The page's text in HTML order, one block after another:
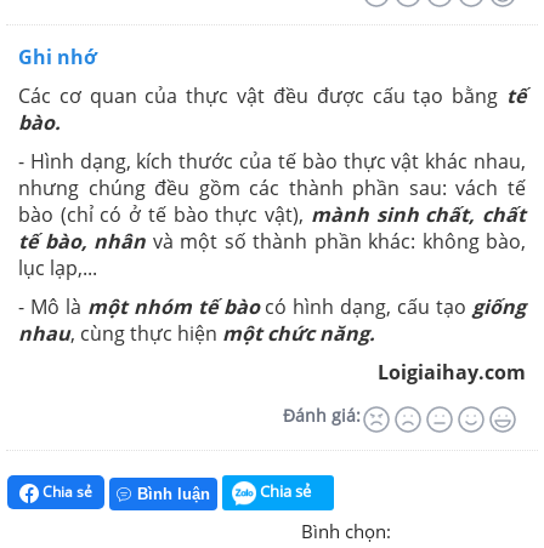
Ghi nhớ
Các cơ quan của thực vật đều được cấu tạo bằng tế
bào.
- Hình dạng, kích thước của tế bào thực vật khác nhau,
nhưng chúng đều gồm các thành phần sau: vách tế
bào (chỉ có ở tế bào thực vật), mành sinh chất, chất
tế bào, nhân và một số thành phần khác: không bào,
lục lạp,...
- Mô là một nhóm tế bàocó hình dạng, cấu tạo giống
nhau, cùng thực hiện một chức năng.
Loigiaihay.com
Đánh giá:
Chia sẻ Bình luận Chia sẻ
Bình chọn: